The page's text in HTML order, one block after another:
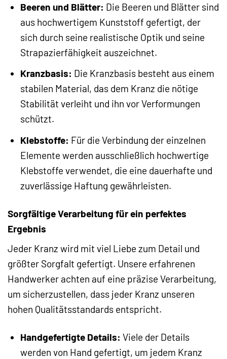
Beeren und Blätter: Die Beeren und Blätter sind
aus hochwertigem Kunststoff gefertigt, der
sich durch seine realistische Optik und seine
Strapazierfähigkeit auszeichnet.
Kranzbasis: Die Kranzbasis besteht aus einem
stabilen Material, das dem Kranz die nötige
Stabilität verleiht und ihn vor Verformungen
schützt.
Klebstoffe: Für die Verbindung der einzelnen
Elemente werden ausschließlich hochwertige
Klebstoffe verwendet, die eine dauerhafte und
zuverlässige Haftung gewährleisten.
Sorgfältige Verarbeitung für ein perfektes
Ergebnis
Jeder Kranz wird mit viel Liebe zum Detail und
größter Sorgfalt gefertigt. Unsere erfahrenen
Handwerker achten auf eine präzise Verarbeitung,
um sicherzustellen, dass jeder Kranz unseren
hohen Qualitätsstandards entspricht.
Handgefertigte Details: Viele der Details
werden von Hand gefertigt, um jedem Kranz